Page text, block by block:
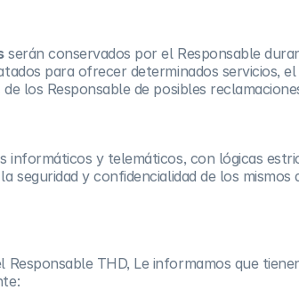
serán conservados por el Responsable
para ofrecer determinados servicios,
los Responsable de posibles
y telemáticos, con lógicas
seguridad y confidencialidad de los
THD, Le informamos que